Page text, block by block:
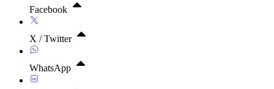
Facebook
X / Twitter
WhatsApp